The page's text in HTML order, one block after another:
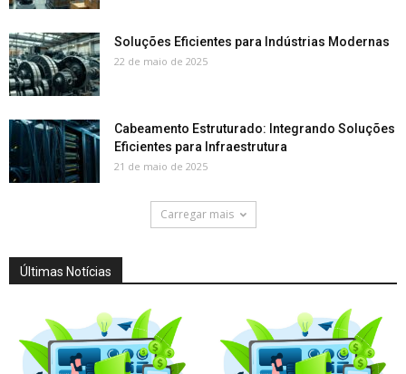
Soluções Eficientes para Indústrias Modernas
22 de maio de 2025
Cabeamento Estruturado: Integrando Soluções
Eficientes para Infraestrutura
21 de maio de 2025
Carregar mais
Últimas Notícias